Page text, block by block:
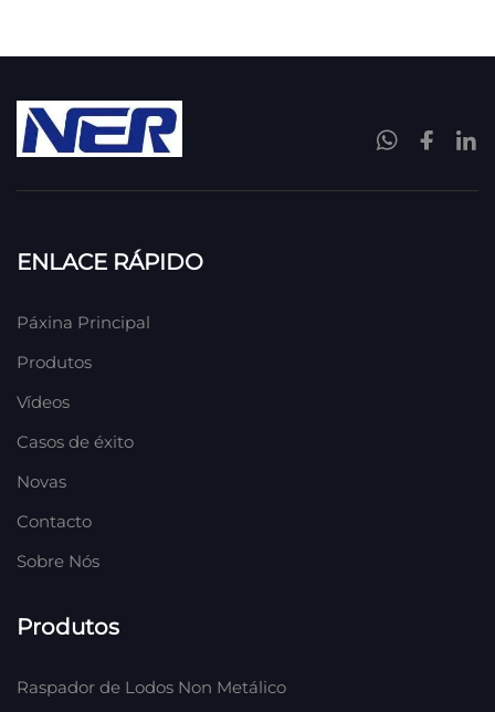
ENLACE RÁPIDO
Páxina Principal
Produtos
Vídeos
Casos de éxito
Novas
Contacto
Sobre Nós
Produtos
Raspador de Lodos Non Metálico